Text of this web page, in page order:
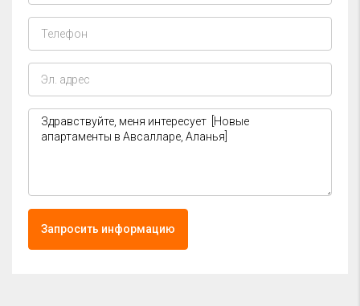
Запросить информацию